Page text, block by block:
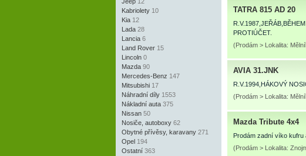
Kabriolety 10
Kia 12
Lada 28
Lancia 6
Land Rover 15
Lincoln 0
Mazda 90
Mercedes-Benz 147
Mitsubishi 17
Náhradní díly 1553
Nákladní auta 375
Nissan 50
Nosiče, autoboxy 62
Obytné přívěsy, karavany 271
Opel 194
Ostatní 363
TATRA 815 AD 20
PROTIÚČET.
(Prodám > Lokalita:
AVIA 31.JNK
R.V.1994,HÁKOVÝ
(Prodám > Lokalita:
Mazda Tribute 4x4
Prodám zadní víko kufru
(Prodám > Lokalita: